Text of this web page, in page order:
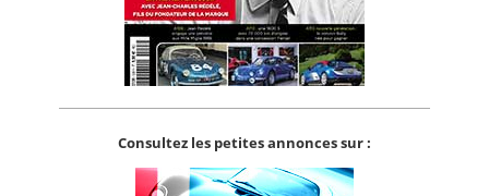
Consultez les petites annonces sur :